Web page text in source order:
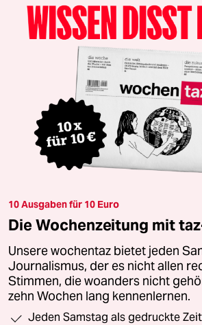
10 Ausgaben für 10 Euro
Die Wochenzeitung mit
Unsere wochentaz bietet jeden
Journalismus, der es nicht allen
Stimmen, die woanders nicht
zehn Wochen lang kennenlernen.
Jeden Samstag als gedruckte